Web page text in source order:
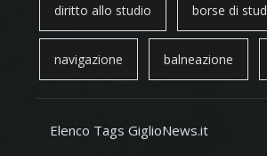
diritto allo studio borse di
navigazione balneazione
Elenco Tags GiglioNews.it